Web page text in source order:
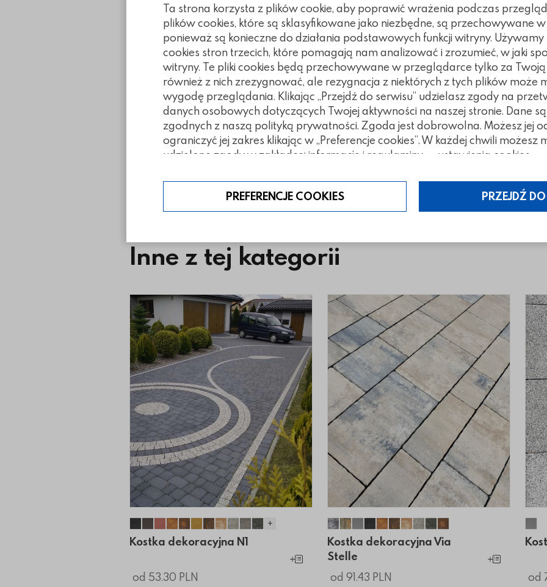
Ta strona korzysta z plików cookie, aby poprawić wrażenia podczas
plików cookies, które są sklasyfikowane jako niezbędne, są przechowywane
ponieważ są konieczne do działania podstawowych funkcji witryny.
cookies stron trzecich, które pomagają nam analizować i zrozumieć, w jaki
witryny. Te pliki cookies będą przechowywane w przeglądarce tylko za
również z nich zrezygnować, ale rezygnacja z niektórych z tych plików może
wygodę przeglądania. Klikając „Przejdź do serwisu” udzielasz zgody na
danych osobowych dotyczących Twojej aktywności na naszej stronie. Dane
zgodnych z naszą polityką prywatności. Zgoda jest dobrowolna. Możesz jej
ograniczyć jej zakres klikając w „Preferencje cookies”. W każdej chwili możesz
udzielone zgody w zakładce: informacje i regulaminy — ustawienia cookies.
PREFERENCJE COOKIES PRZEJDŹ
Inne z tej kategorii
Kostka dekoracyjna N1
Kostka dekoracyjna N1
Kostka dekoracyjna N1
Kostka dekoracyjna N1
Kostka dekoracyjna N1
Kostka dekoracyjna N1
Kostka dekoracyjna N1
Kostka dekoracyjna N1
Kostka dekoracyjna N1
Kostka dekoracyjna N1
Kostka dekoracyjna N1
+
Kostka dekoracyjna N1
od 53.30 PLN
Dodaj do koszyka
Kostka dekoracyjna Via Stelle
Kostka dekoracyjna Via Stelle
Kostka dekoracyjna Via Stelle
Kostka dekoracyjna Via Stelle
Kostka dekoracyjna Via Stelle
Kostka dekoracyjna Via Stelle
Kostka dekoracyjna Via
Kostka dekoracyjna Via
Kostka dekoracyjna
Kostka dekoracyjna
Kostka dekoracyjna Via
Stelle
od 91.43 PLN
Dodaj do
od